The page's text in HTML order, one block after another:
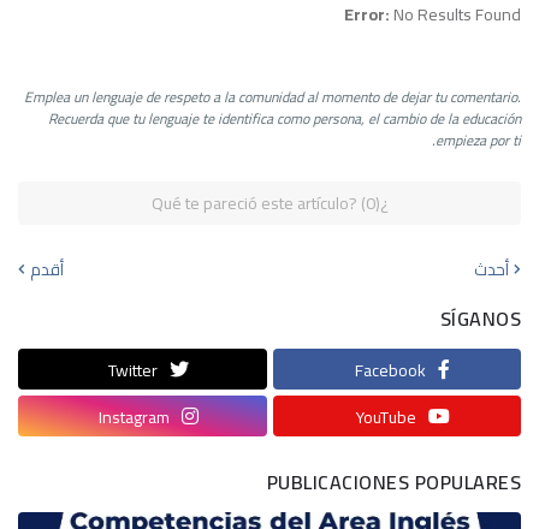
Error:No Results Found
Emplea un lenguaje de respeto a la comunidad al momento de dejar tu comentario.
Recuerda que tu lenguaje te identifica como persona, el cambio de la educación
empieza por ti.
¿Qué te pareció este artículo? (0)
أحدث أقدم
SÍGANOS
Facebook
Twitter
YouTube
Instagram
PUBLICACIONES POPULARES